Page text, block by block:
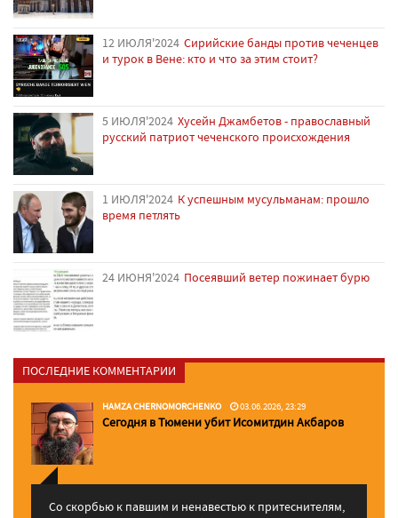
12 ИЮЛЯ'2024 Сирийские банды против чеченцев
и турок в Вене: кто и что за этим стоит?
5 ИЮЛЯ'2024 Хусейн Джамбетов - православный
русский патриот чеченского происхождения
1 ИЮЛЯ'2024 К успешным мусульманам: прошло
время петлять
24 ИЮНЯ'2024 Посеявший ветер пожинает бурю
ПОСЛЕДНИЕ КОММЕНТАРИИ
HAMZA CHERNOMORCHENKO 03.06.2026, 23:29
Сегодня в Тюмени убит Исомитдин Акбаров
Со скорбью к павшим и ненавестью к притеснителям,